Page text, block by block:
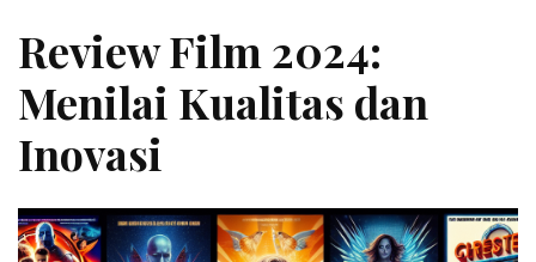
Review Film 2024:
Menilai Kualitas dan
Inovasi